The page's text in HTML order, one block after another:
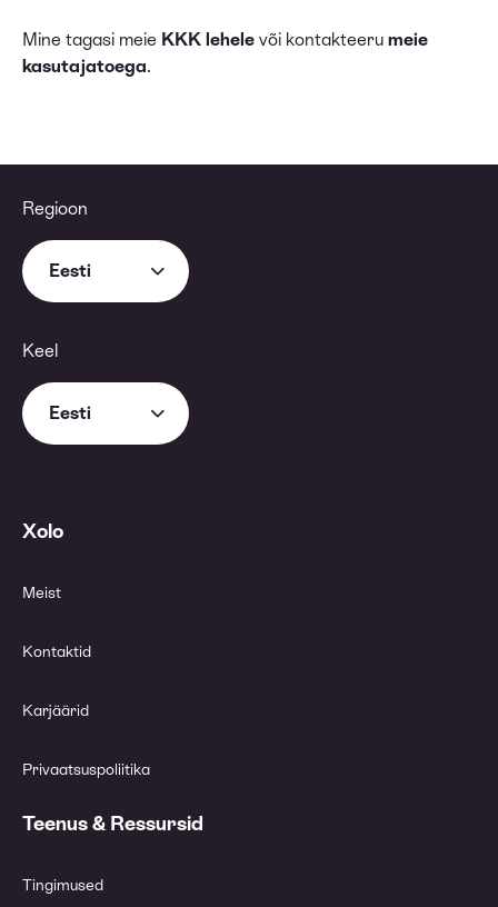
Mine tagasi meie KKK lehele või kontakteeru meie
kasutajatoega.
Regioon
Eesti
Keel
Eesti
Xolo
Meist
Kontaktid
Karjäärid
Privaatsuspoliitika
Teenus & Ressursid
Tingimused